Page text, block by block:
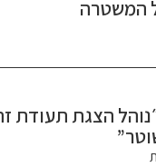
המשטרה
הצגת תעודת